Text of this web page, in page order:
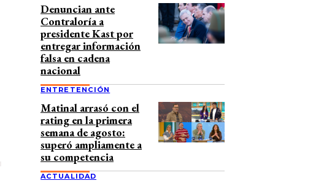
Denuncian ante
Contraloría a
presidente Kast por
entregar información
falsa en cadena
nacional
ENTRETENCIÓN
Matinal arrasó con el
rating en la primera
semana de agosto:
superó ampliamente a
su competencia
ACTUALIDAD